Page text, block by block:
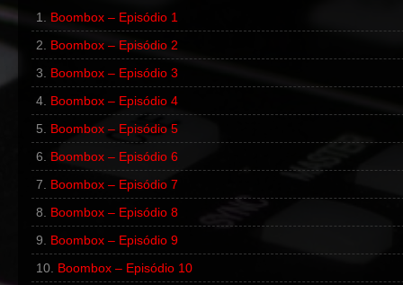
00:00
00:00
Boombox – Episódio 1
Boombox – Episódio 2
Boombox – Episódio 3
Boombox – Episódio 4
Boombox – Episódio 5
Boombox – Episódio 6
Boombox – Episódio 7
Boombox – Episódio 8
Boombox – Episódio 9
Boombox – Episódio 10